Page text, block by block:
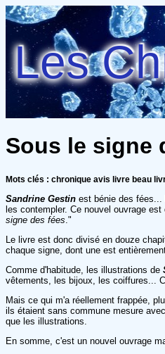
Les
Sous le signe
Mots clés : chronique avis livre beau
Sandrine Gestin est bénie des fées...
les contempler. Ce nouvel ouvrage
signe des fées ."
Le livre est donc divisé en douze
chaque signe, dont une est
Comme d'habitude, les illustrations de
vêtements, les bijoux, les coiffures...
Mais ce qui m'a réellement frappée,
ils étaient sans commune mesure
que les illustrations.
En somme, c'est un nouvel ouvrage